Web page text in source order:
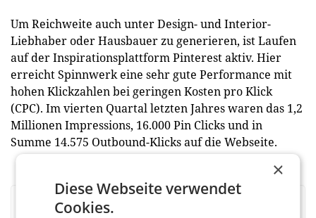
Um Reichweite auch unter Design- und Interior-
Liebhaber oder Hausbauer zu generieren, ist Laufen
auf der Inspirationsplattform Pinterest aktiv. Hier
erreicht Spinnwerk eine sehr gute Performance mit
hohen Klickzahlen bei geringen Kosten pro Klick
(CPC). Im vierten Quartal letzten Jahres waren das 1,2
Millionen Impressions, 16.000 Pin Clicks und in
Summe 14.575 Outbound-Klicks auf die Webseite.
BEWERTEN SIE DIESEN ARTIKEL
×
Diese Webseite verwendet
Cookies.